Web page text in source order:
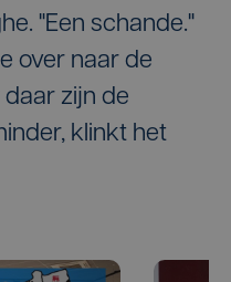
"Een schande."
over naar de
zijn de
klinkt het